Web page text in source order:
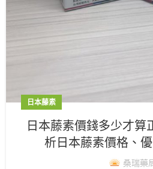
日本藤素
日本藤素價錢多少才算
析日本藤素價格、
桑瑞藥